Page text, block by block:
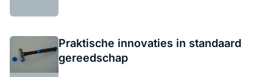
Praktische innovaties in standaard
gereedschap